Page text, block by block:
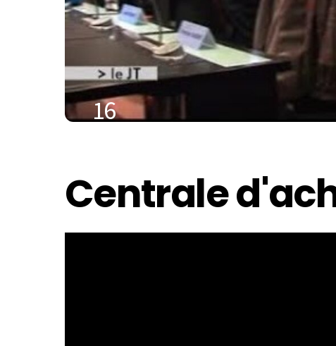
16
Centrale